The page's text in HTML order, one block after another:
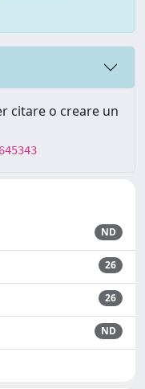
citare o creare un
ND
26
26
ND